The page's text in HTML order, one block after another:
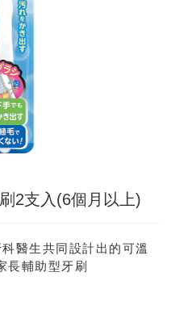
2支入(6個月以上)
醫生共同設計出的可溫
長輔助型牙刷